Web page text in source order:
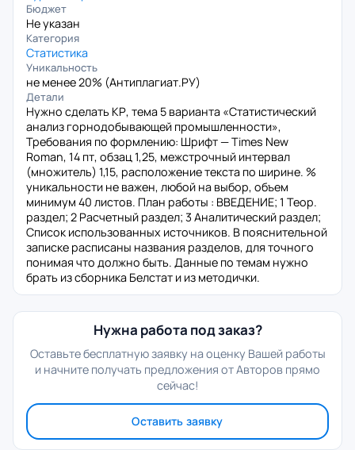
Бюджет
Не указан
Категория
Статистика
Уникальность
не менее 20% (Антиплагиат.РУ)
Детали
Нужно сделать КР, тема 5 варианта «Статистический
анализ горнодобывающей промышленности»,
Требования по формлению: Шрифт — Times New
Roman, 14 пт, обзац 1,25, межстрочный интервал
(множитель) 1,15, расположение текста по ширине. %
уникальности не важен, любой на выбор, объем
минимум 40 листов. План работы : ВВЕДЕНИЕ; 1 Теор.
раздел; 2 Расчетный раздел; 3 Аналитический раздел;
Список использованных источников. В пояснительной
записке расписаны названия разделов, для точного
понимая что должно быть. Данные по темам нужно
брать из сборника Белстат и из методички.
Нужна работа под заказ?
Оставьте бесплатную заявку на оценку Вашей работы
и начните получать предложения от Авторов прямо
сейчас!
Оставить заявку